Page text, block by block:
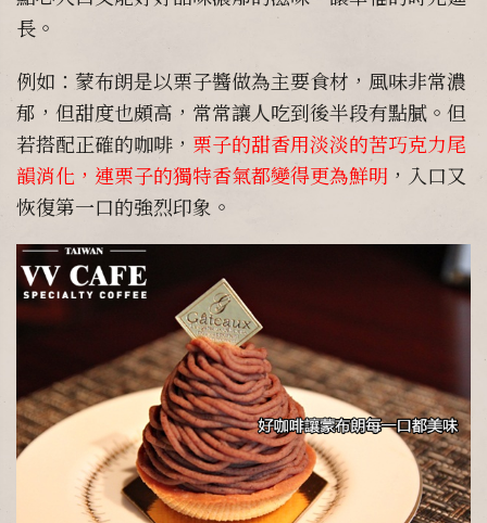
長。
例如：蒙布朗是以栗子醬做為主要食材，風味非常濃
郁，但甜度也頗高，常常讓人吃到後半段有點膩。但
若搭配正確的咖啡， 栗子的甜香用淡淡的苦巧克力尾
韻消化，連栗子的獨特香氣都變得更為鮮明 ，入口又
恢復第一口的強烈印象。